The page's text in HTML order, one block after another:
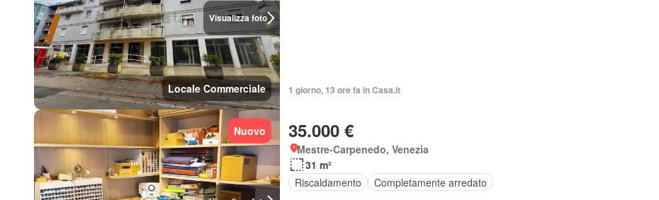
Visualizza foto
Locale Commerciale 1 giorno, 13 ore fa in Casa.it
Nuovo 35.000 €
Mestre-Carpenedo, Venezia
31 m²
Riscaldamento
Completamente arredato